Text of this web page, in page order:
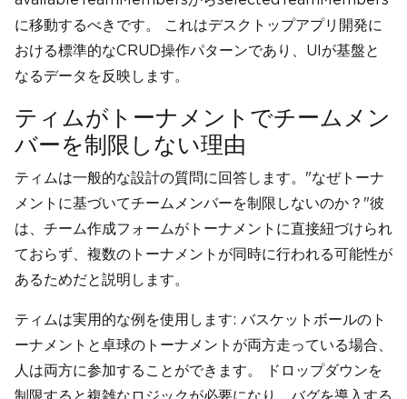
に移動するべきです。 これはデスクトップアプリ開発に
おける標準的なCRUD操作パターンであり、UIが基盤と
なるデータを反映します。
ティムがトーナメントでチームメン
バーを制限しない理由
ティムは一般的な設計の質問に回答します。"なぜトーナ
メントに基づいてチームメンバーを制限しないのか？"彼
は、チーム作成フォームがトーナメントに直接紐づけられ
ておらず、複数のトーナメントが同時に行われる可能性が
あるためだと説明します。
ティムは実用的な例を使用します: バスケットボールのト
ーナメントと卓球のトーナメントが両方走っている場合、
人は両方に参加することができます。 ドロップダウンを